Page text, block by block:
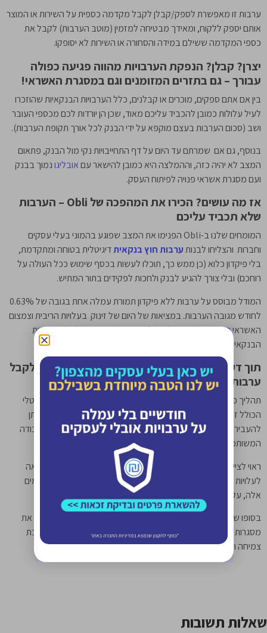
ערבות זו מאפשרת לספק/קבלן לקבל מקדמה כספית על השירות או המוצר
אותם יספק ללקוח, ומאידך מבטיחה למזמין (מוטב הערבות) לקבל את
כספי המקדמה ששילם במידה והסחורה או השירות לא יסופקו.
יצרן? קבלן? הנפקת הערבויות מהווה פגיעה כפולה
עבורך – גם בתזרים המזומנים וגם במסגרת האשראי!
בין אם אתם ספקים, מוכרים או קבלנים, כלל הערבויות הבנקאיות שהוזכרו
לעיל עלולות כמובן להכביד עליכם מאוד, שכן הן יורדות לכם מכספי העובר
ושב (סכום הערבות בעצם מוקפא על ידי הבנק לכל אורך תקופת הערבות).
בנוסף, גם אם שמרתם עד היום על דף התחייבויות נקי מול הבנק, פתאום
המצב לא יהיה כזה, וההמלצה היא כמובן להישאר עםאובליגונמוך בבנק
ועם מסגרת אשראי פנויה לפיתוח העסק.
אז מה עושים? הכירו את המהפכה של Obli – הערבות
שלא תכביד עליכם
המומחים שלנו ב-Obli הפנימו את המצב שפוגע בהמוני בעלי עסקים
וחברות והצליחו לבנותערבות חוץ בנקאיתדיגיטלית בטוחה ומתקדמת,
בלי פיקדון כלוא (כן ממש כך, תוכלו לעשות בכסף שימוש ככל העולה על
רוחכם) ובלי צורך להגיע לבנק ולחכות לפקידים בתור המתיש.
המודל מבוסס על ערבות ללא פיקדון תמורת עמלה אחת בגובה של 0.63%
לחודש מגובה הערבות. במציאות של היום של זינוק בעלויות הריבית וצמצום
האשראי הבנקאי מדובר על עמלה אטרקטיבית ביחס לעלויות ריביות
הבנקאיות על הלוואות ומסגרות אשראי.
תוך דקות בודדות מתהליך פתיחת ההזמנה תוכלו לקבל
ערבות אטרקטיבית במיוחד
תהליך פתיחת ההזמנה אורך דקות ספורות והכל נעשה בממשק דיגיטלי
הכולל זיהוי מקוון. עם השלמת ההליך מופק שטר ערבות פיזי אותו ניתן
להעביר ללקוח ובכך להשלים את התנאים המקדימים להתחלת העבודה
המשותפת.
ראוי לציין כי העמלה של אובלי נחשבת לאטרקטיבית במיוחד בהשוואה
לעלויות המימון של הלוואות ומסגרות האשראי שהתייקרו דרמטית בימים
אלה, עקב העלאות הריבית.
בסופו של יום התוצאה היא אחת: ערבות אובלי ללא פיקדון, משחררת את
מסגרות האשראי שלכם וכך מגדילה את משאבי העסק הפנויים לטובת
צמיחה ופיתוח החברה.
שאלות תשובות